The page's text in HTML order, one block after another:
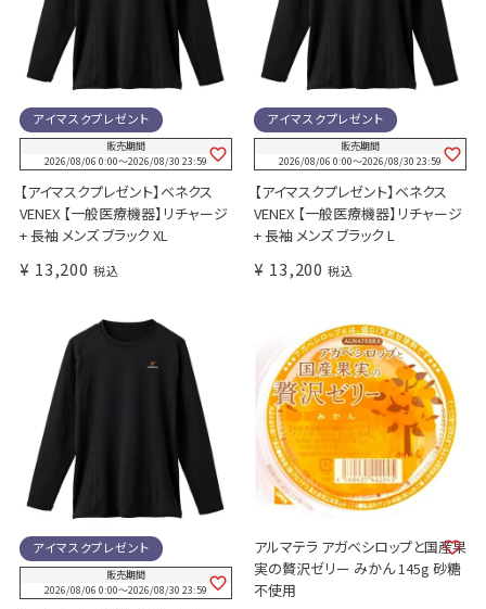
アイマスクプレゼント
販売期間
2026/08/06 0:00〜2026/08/30 23:59
【アイマスクプレゼント】ベネクス
VENEX 【一般医療機器】リチャージ
+ 長袖 メンズ ブラック XL
¥ 13,200 税込
アイマスクプレゼント
販売期間
2026/08/06 0:00〜2026/08/30 23:59
【アイマスクプレゼント】ベネクス
VENEX 【一般医療機器】リチャージ
+ 長袖 メンズ ブラック L
¥ 13,200 税込
アイマスクプレゼント
販売期間
2026/08/06 0:00〜2026/08/30 23:59
アルマテラ アガベシロップと国産果
実の贅沢ゼリー みかん 145g 砂糖
不使用